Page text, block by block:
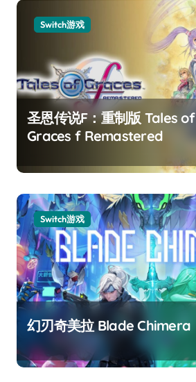
Switch游戏
圣恩传说F：重制版 Tales of
Graces f Remastered
Switch游戏
幻刃奇美拉 Blade Chimera